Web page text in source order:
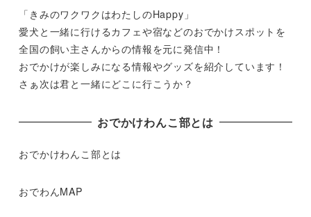
「きみのワクワクはわたしのHappy」
愛犬と一緒に行けるカフェや宿などのおでかけスポットを
全国の飼い主さんからの情報を元に発信中！
おでかけが楽しみになる情報やグッズを紹介しています！
さぁ次は君と一緒にどこに行こうか？
おでかけわんこ部とは
おでかけわんこ部とは
おでわんMAP